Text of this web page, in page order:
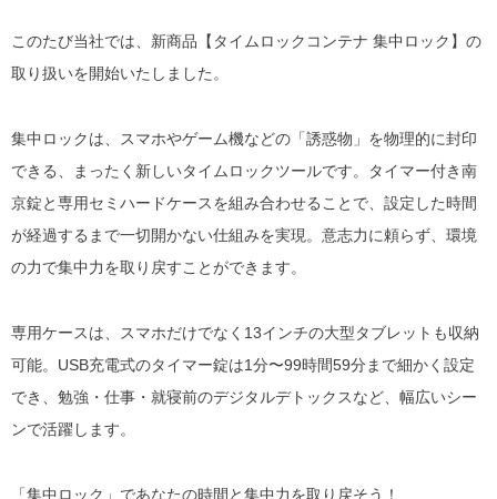
このたび当社では、新商品【タイムロックコンテナ 集中ロック】の
取り扱いを開始いたしました。
集中ロックは、スマホやゲーム機などの「誘惑物」を物理的に封印
できる、まったく新しいタイムロックツールです。タイマー付き南
京錠と専用セミハードケースを組み合わせることで、設定した時間
が経過するまで一切開かない仕組みを実現。意志力に頼らず、環境
の力で集中力を取り戻すことができます。
専用ケースは、スマホだけでなく13インチの大型タブレットも収納
可能。USB充電式のタイマー錠は1分〜99時間59分まで細かく設定
でき、勉強・仕事・就寝前のデジタルデトックスなど、幅広いシー
ンで活躍します。
「集中ロック」であなたの時間と集中力を取り戻そう！